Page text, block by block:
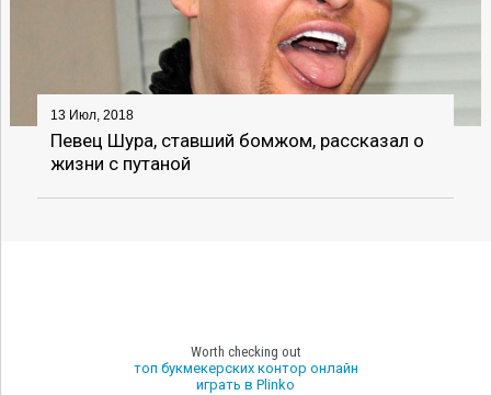
13 Июл, 2018
Певец Шура, ставший бомжом, рассказал о
жизни с путаной
Worth checking out
топ букмекерских контор онлайн
играть в Plinko